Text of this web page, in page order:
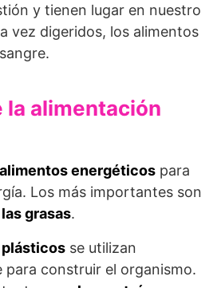
y tienen lugar en nuestro
vez digeridos, los alimentos
la alimentación
alimentos energéticos para
Los más importantes son
grasas.
se utilizan
para construir el organismo.